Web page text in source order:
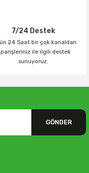
7/24 Destek
24 Saat bir çok kanaldan
ile ilgili destek
sunuyoruz.
GÖNDER